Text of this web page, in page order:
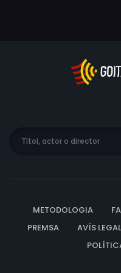
METODOLOGIA
PREMSA
AVÍS LEGAL